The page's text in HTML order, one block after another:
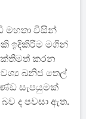
මහතා විසින්
ඉදිකිරීම මගින්
කරන
ඛනිජ තෙල්
සැපයුමක්
ද පවසා ඇත.